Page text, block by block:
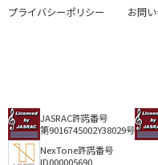
プライバシーポリシー
お問
JASRAC許諾番号
第9016745002Y38029号
NexTone許諾番号
ID000005690